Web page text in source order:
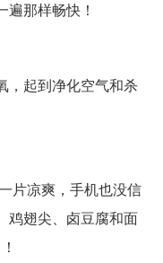
那样畅快！
，起到净化空气和杀
片凉爽，手机也没信
鸡翅尖、卤豆腐和面